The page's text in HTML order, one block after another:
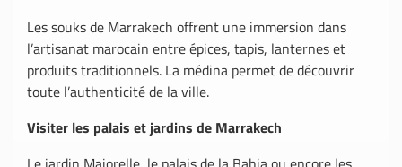
Les souks de Marrakech offrent une immersion dans
l’artisanat marocain entre épices, tapis, lanternes et
produits traditionnels. La médina permet de découvrir
toute l’authenticité de la ville.
Visiter les palais et jardins de Marrakech